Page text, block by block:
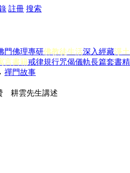
註冊 搜索
門佛理專研佛教徒生活深入經藏淨
言書籍戒律規行咒偈儀軌長篇套書
禪門故事
耕雲先生講述